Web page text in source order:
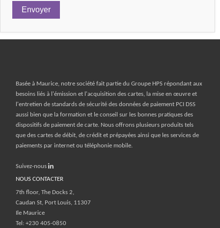
Basée à Maurice, notre société fait partie du Groupe HPS répondant aux
besoins liés à l'émission et l'acquisition des cartes, la mise en œuvre et
l'entretien de standards de sécurité des données de paiement PCI DSS
aussi bien que la formation et le conseil sur les bonnes pratiques des
dispositifs de paiement de carte. Nous offrons plusieurs produits tels
que des cartes de débit, de crédit et prépayées ainsi que les services de
paiements par internet ou téléphonie mobile.
Suivez-nous
NOUS CONTACTER
7th floor, The Docks 2,
Caudan St, Port Louis, 11307
Ile Maurice
Tel: +230 405-0850